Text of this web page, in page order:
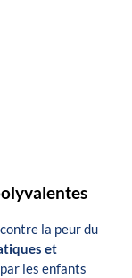
la peur du
et
les enfants